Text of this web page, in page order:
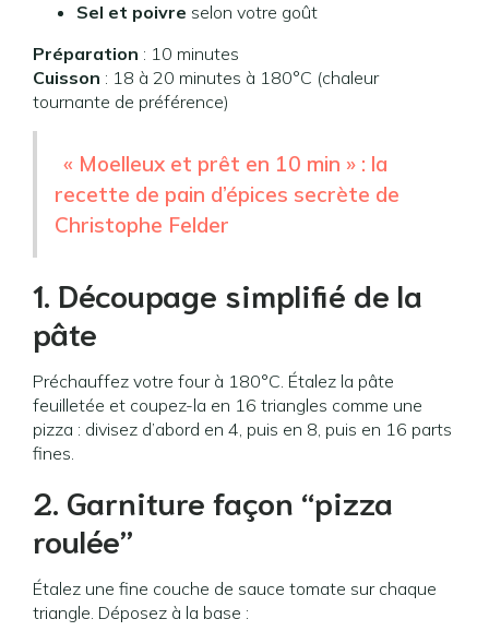
Sel et poivre selon votre goût
Préparation : 10 minutes
Cuisson : 18 à 20 minutes à 180°C (chaleur
tournante de préférence)
« Moelleux et prêt en 10 min » : la
recette de pain d’épices secrète de
Christophe Felder
1. Découpage simplifié de la
pâte
Préchauffez votre four à 180°C. Étalez la pâte
feuilletée et coupez-la en 16 triangles comme une
pizza : divisez d’abord en 4, puis en 8, puis en 16 parts
fines.
2. Garniture façon “pizza
roulée”
Étalez une fine couche de sauce tomate sur chaque
triangle. Déposez à la base :